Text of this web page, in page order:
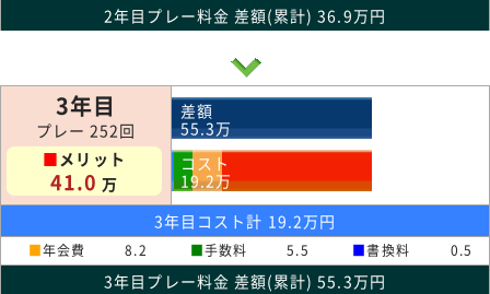
2年目プレー料金 差額(累計) 36.9万円
3年目
プレー 252回
■メリット
41.0 万
差額
55.3万
コスト
19.2万
3年目コスト計 19.2万円
■年会費 8.2 ■手数料 5.5 ■書換料 0.5
3年目プレー料金 差額(累計) 55.3万円